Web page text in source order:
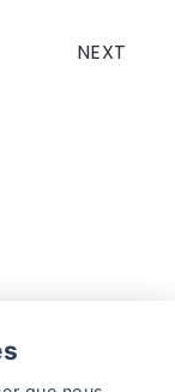
NEXT